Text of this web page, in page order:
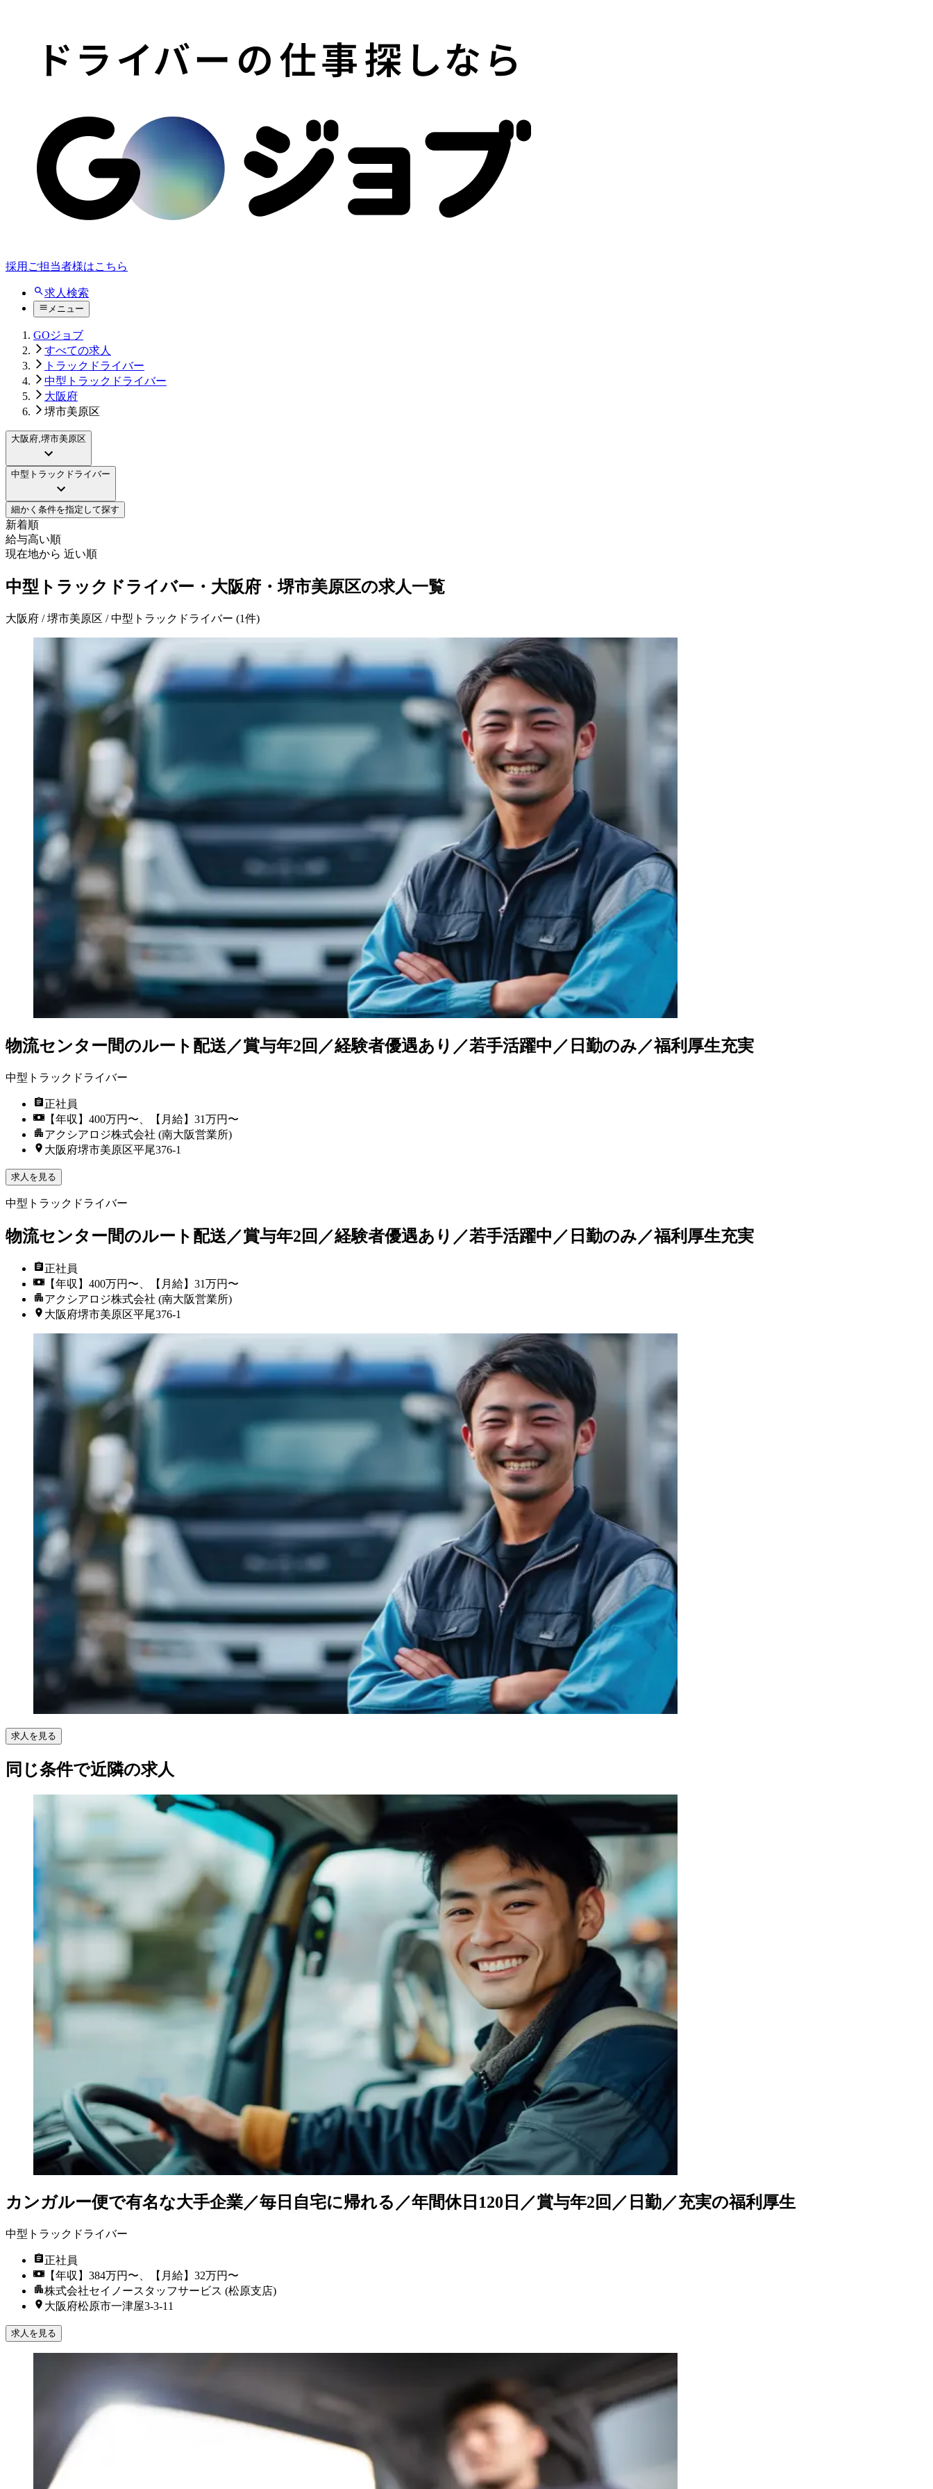
採用ご担当者様はこちら
求人検索
メニュー
GOジョブ
すべての求人
トラックドライバー
中型トラックドライバー
大阪府
堺市美原区
大阪府,堺市美原区
中型トラックドライバー
細かく条件を指定して探す
新着順
給与高い順
現在地から 近い順
中型トラックドライバー・大阪府・堺市美原区の求人一覧
大阪府 / 堺市美原区 / 中型トラックドライバー (1件)
物流センター間のルート配送／賞与年2回／経験者優遇あり／若手活躍中／日勤のみ／福利厚生充実
中型トラックドライバー
正社員
【年収】400万円〜、【月給】31万円〜
アクシアロジ株式会社 (南大阪営業所)
大阪府堺市美原区平尾376-1
求人を見る
中型トラックドライバー
物流センター間のルート配送／賞与年2回／経験者優遇あり／若手活躍中／日勤のみ／福利厚生充実
正社員
【年収】400万円〜、【月給】31万円〜
アクシアロジ株式会社 (南大阪営業所)
大阪府堺市美原区平尾376-1
求人を見る
同じ条件で近隣の求人
カンガルー便で有名な大手企業／毎日自宅に帰れる／年間休日120日／賞与年2回／日勤／充実の福利厚生
中型トラックドライバー
正社員
【年収】384万円〜、【月給】32万円〜
株式会社セイノースタッフサービス (松原支店)
大阪府松原市一津屋3-3-11
求人を見る